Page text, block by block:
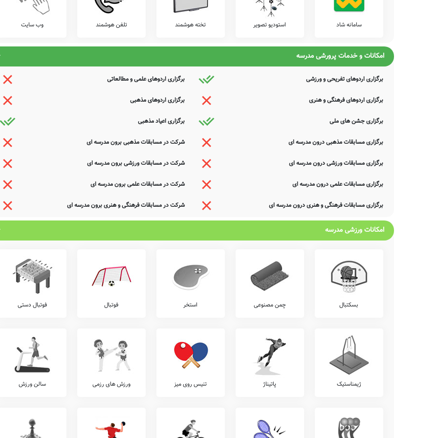
اصلاح و تکمیل این اطلاعات یاری نمایید. سامانه مدرسانه ، مشتاقانه پذیرای دیدگاه ها و نقطه نظرات تکمیل کننده شما می باشد.
سامانه شاد استودیو تصویر تخته هوشمند تلفن هوشمند وب سایت
امکانات و خدمات پرورشی مدرسه
برگزاری اردوهای تفریحی و ورزشی برگزاری اردوهای علمی و مطالعاتی
برگزاری اردوهای فرهنگی و هنری برگزاری اردوهای مذهبی
برگزاری جشن های ملی برگزاری اعیاد مذهبی
برگزاری مسابقات مذهبی درون مدرسه ای شرکت در مسابقات مذهبی برون مدرسه ای
برگزاری مسابقات ورزشی درون مدرسه ای شرکت در مسابقات ورزشی برون مدرسه ای
برگزاری مسابقات علمی درون مدرسه ای شرکت در مسابقات علمی برون مدرسه ای
برگزاری مسابقات فرهنگی و هنری درون مدرسه ای شرکت در مسابقات فرهنگی و هنری برون مدرسه ای
امکانات ورزشی مدرسه
بسکتبال چمن مصنوعی استخر فوتبال فوتبال دستی
ژیمناستیک پاتیناژ تنیس روی میز ورزش های رزمی سالن ورزش